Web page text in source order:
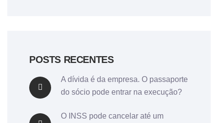
POSTS RECENTES
A dívida é da empresa. O passaporte
do sócio pode entrar na execução?
O INSS pode cancelar até um